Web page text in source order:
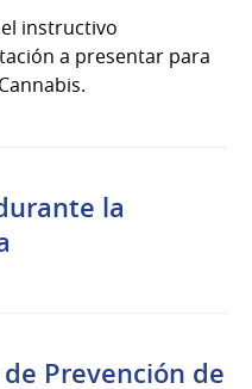
el instructivo
a presentar para
la
Prevención de